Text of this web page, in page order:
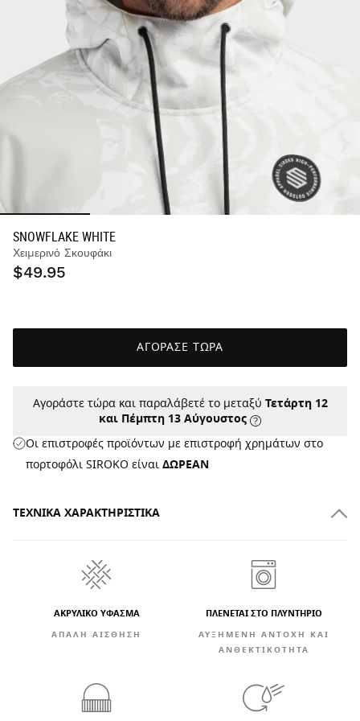
SNOWFLAKE WHITE
Χειμερινό Σκουφάκι
$49.95
ΑΓΟΡΑΣΕ ΤΩΡΑ
Οι επιστροφές προϊόντων με επιστροφή χρημάτων στο
πορτοφόλι SIROKO είναιΔΩΡΕΑΝ
Αγοράστε τώρα και παραλάβετέ το μεταξύ Τετάρτη 12
και Πέμπτη 13 Αύγουστος
ΤΕΧΝΙΚΆ ΧΑΡΑΚΤΗΡΙΣΤΙΚΆ
ΑΚΡΥΛΙΚΟ ΥΦΑΣΜΑ
ΑΠΑΛΉ ΑΊΣΘΗΣΗ
ΠΛΕΝΕΤΑΙ ΣΤΟ ΠΛΥΝΤΗΡΙΟ
ΑΥΞΗΜΈΝΗ ΑΝΤΟΧΉ ΚΑΙ
ΑΝΘΕΚΤΙΚΌΤΗΤΑ